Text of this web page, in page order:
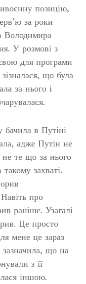
позицію,
за роки
Володимира
У розмові з
для програми
що була
за нього і
бачила в Путіні
адже Путін не
те що за нього
захваті.
про
раніше. Узагалі
Це просто
мене це зараз
що на
з її
іншою.